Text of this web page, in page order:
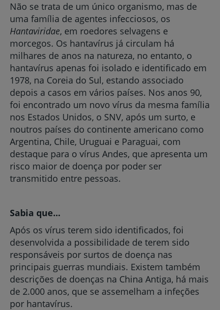
Não se trata de um único organismo, mas de
uma família de agentes infecciosos, os
Hantaviridae, em roedores selvagens e
morcegos. Os hantavírus já circulam há
milhares de anos na natureza, no entanto, o
hantavírus apenas foi isolado e identificado em
1978, na Coreia do Sul, estando associado
depois a casos em vários países. Nos anos 90,
foi encontrado um novo vírus da mesma família
nos Estados Unidos, o SNV, após um surto, e
noutros países do continente americano como
Argentina, Chile, Uruguai e Paraguai, com
destaque para o vírus Andes, que apresenta um
risco maior de doença por poder ser
transmitido entre pessoas.
Sabia que...
Após os vírus terem sido identificados, foi
desenvolvida a possibilidade de terem sido
responsáveis por surtos de doença nas
principais guerras mundiais. Existem também
descrições de doenças na China Antiga, há mais
de 2.000 anos, que se assemelham a infeções
por hantavírus.